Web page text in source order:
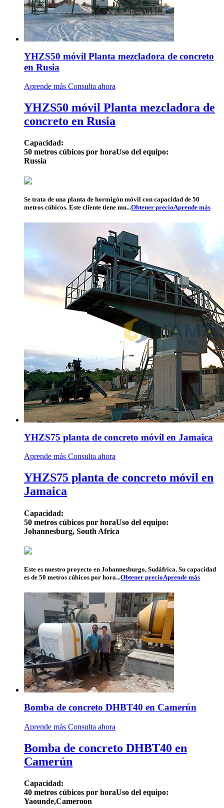
YHZS50 móvil Planta mezcladora de concreto
en Rusia
Aprende más Consulta ahora
YHZS50 móvil Planta mezcladora de
concreto en Rusia
Capacidad:
50 metros cúbicos por horaUso del equipo:
Russia
Se trata de una planta de hormigón móvil con capacidad de 50
metros cúbicos. Este cliente tiene mu...Obtener precioAprende más
YHZS75 planta de concreto móvil en Jamaica
Aprende más Consulta ahora
YHZS75 planta de concreto móvil en
Jamaica
Capacidad:
50 metros cúbicos por horaUso del equipo:
Johannesburg, South Africa
Este es nuestro proyecto en Johannesburgo, Sudáfrica. Su capacidad
es de 50 metros cúbicos por hora...Obtener precioAprende más
Bomba de concreto DHBT40 en Camerún
Aprende más Consulta ahora
Bomba de concreto DHBT40 en
Camerún
Capacidad:
40 metros cúbicos por horaUso del equipo:
Yaounde,Cameroon